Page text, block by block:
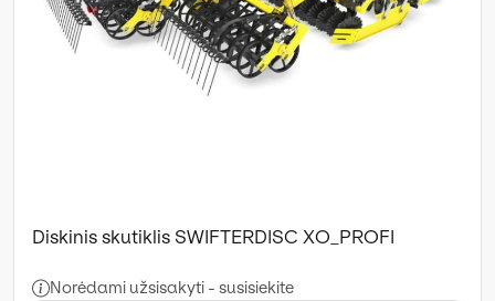
Diskinis skutiklis SWIFTERDISC XO_PROFI
Norėdami užsisakyti - susisiekite